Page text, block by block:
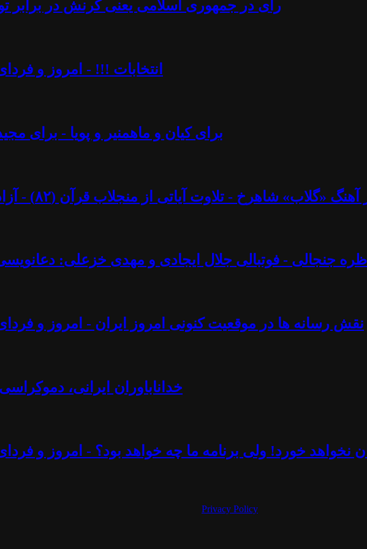
رأی در جمهوری اسلامی یعنی کُرنش در برابر
انتخابات !!! - امروز و
برای کیان و ماهمنیر و پویا - برای
«گلاب» شاهرخ - تلاوت آیاتی از منجلاب قرآن (۸۲) - آزاد فارسانی، روشنگران قادسیه
جنجالی - فوتبالی جلال ایجادی و مهدی خزعلی:
نقش رسانه ها در موقعیت کنونی امروز ایران - امروز و
خداناباوران ایرانی،
نخواهد خورد! ولی برنامه ما چه خواهد بود؟ - امروز و
Privacy Policy